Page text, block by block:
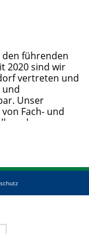
den führenden
2020 sind wir
vertreten und
Unser
Fach- und
und